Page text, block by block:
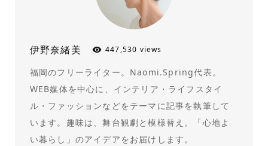
伊野奈緒美 447,530 views
福岡のフリーライター。Naomi.Spring代表。
WEB媒体を中心に、インテリア・ライフスタイ
ル・ファッションなどをテーマに記事を執筆して
います。趣味は、舞台観劇と模様替え。「心地よ
い暮らし」のアイデアをお届けします。